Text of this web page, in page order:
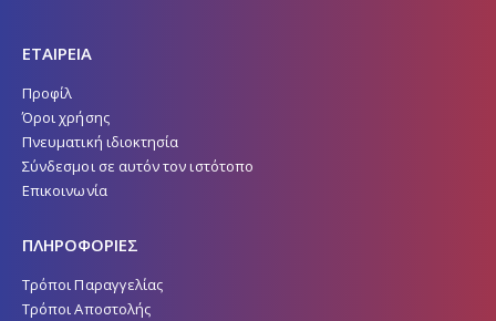
ΕΤΑΙΡΕΙΑ
Προφίλ
Όροι χρήσης
Πνευματική ιδιοκτησία
Σύνδεσμοι σε αυτόν τον ιστότοπο
Επικοινωνία
ΠΛΗΡΟΦΟΡΙΕΣ
Τρόποι Παραγγελίας
Τρόποι Αποστολής